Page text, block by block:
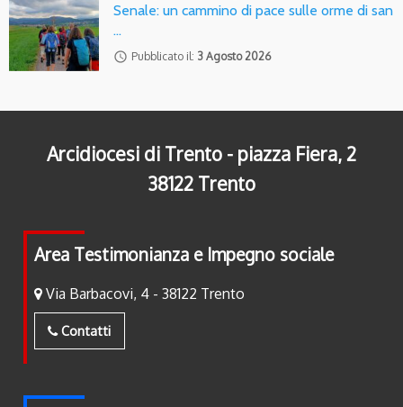
Senale: un cammino di pace sulle orme di san
…
access_time Pubblicato il: 3 Agosto 2026
Arcidiocesi di Trento - piazza Fiera, 2
38122 Trento
Area Testimonianza e Impegno sociale
Via Barbacovi, 4 - 38122 Trento
Contatti